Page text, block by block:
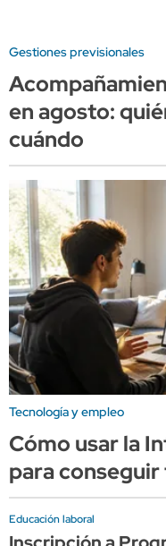
Gestiones previsionales
en agosto:
cuándo
Tecnología y empleo
Cómo usar la
para
Educación laboral